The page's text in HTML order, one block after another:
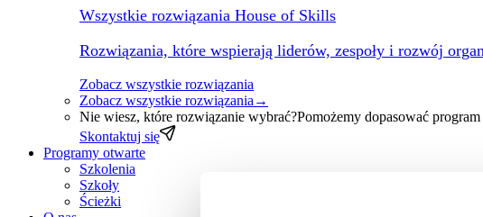
Wszystkie rozwiązania House of Skills
Rozwiązania, które wspierają liderów, zespoły i rozwój
Zobacz wszystkie rozwiązania
Zobacz wszystkie rozwiązania →
Nie wiesz, które rozwiązanie wybrać?Pomożemy dopasować
Skontaktuj się
Programy otwarte
Szkolenia
Szkoły
Ścieżki